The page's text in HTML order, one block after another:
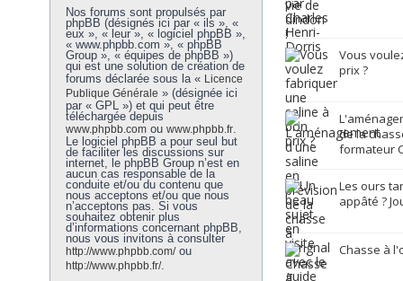
Nos forums sont propulsés par
phpBB (désignés ici par « ils », «
eux », « leur », « logiciel phpBB »,
« www.phpbb.com », « phpBB
Group », « équipes de phpBB »)
qui est une solution de création de
forums déclarée sous la « Licence
Publique Générale » (désignée ici
par « GPL ») et qui peut être
téléchargée depuis
www.phpbb.com ou www.phpbb.fr.
Le logiciel phpBB a pour seul but
de faciliter les discussions sur
internet, le phpBB Group n’est en
aucun cas responsable de la
conduite et/ou du contenu que
nous acceptons et/ou que nous
n’acceptons pas. Si vous
souhaitez obtenir plus
d’informations concernant phpBB,
nous vous invitons à consulter
http://www.phpbb.com/ou
http://www.phpbb.fr/.
Vous
prix ?
de la
formateur
Les ours
appâté ?
Chasse à